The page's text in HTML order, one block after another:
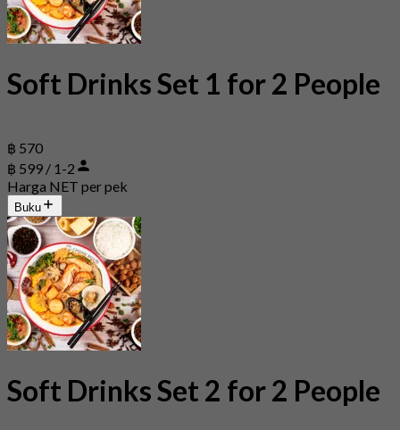
Soft Drinks Set 1 for 2 People
฿ 570
฿ 599 / 1-2
Harga NET per pek
Buku
Soft Drinks Set 2 for 2 People